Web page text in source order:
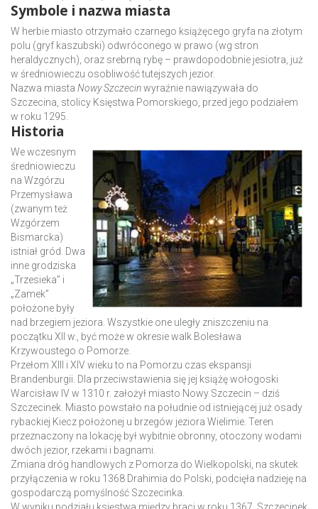
Symbole i nazwa miasta
W herbie miasto otrzymało czarnego książęcego gryfa na złotym
polu (gryf kaszubski) odwróconego w prawo (wg stron
heraldycznych), oraz srebrną rybę – prawdopodobnie jesiotra, już
w średniowieczu osobliwość tutejszych jezior.
Nazwa miasta Nowy Szczecinwyraźnie nawiązywała do
Szczecina, stolicy Księstwa Pomorskiego, przed jego podziałem
w roku 1295.
Historia
We wczesnym
średniowieczu
na Wzgórzu
Przemysława
(zwanym też
Wzgórzem
Bismarcka)
istniał gród. Dwa
inne grodziska
„Trzesieka” i
„Zamek”
położone były
nad brzegiem jeziora. Wszystkie one uległy zniszczeniu na
początku XII w., być może w okresie walk Bolesława
Krzywoustego o Pomorze.
Przełom XIII i XIV wieku to na Pomorzu czas ekspansji
Brandenburgii. Dla przeciwstawienia się jej książę wołogoski
Warcisław IV w 1310 r. założył miasto Nowy Szczecin – dziś
Szczecinek. Miasto powstało na południe od istniejącej już osady
rybackiej Kiecz położonej u brzegów jeziora Wielimie. Teren
przeznaczony na lokację był wybitnie obronny, otoczony wodami
dwóch jezior, rzekami i bagnami.
Zmiana dróg handlowych z Pomorza do Wielkopolski, na skutek
przyłączenia w roku 1368 Drahimia do Polski, podcięła nadzieję na
gospodarczą pomyślność Szczecinka.
W wyniku podziału księstwa między braci w roku 1367, Szczecinek